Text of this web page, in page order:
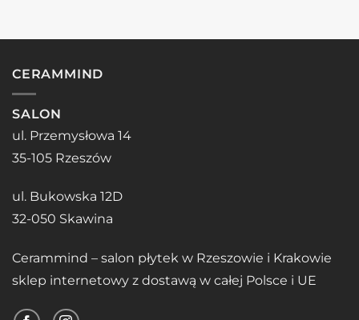
CERAMMIND
SALON
ul. Przemysłowa 14
35-105 Rzeszów
ul. Bukowska 12D
32-050 Skawina
Cerammind – salon płytek w Rzeszowie i Krakowie
sklep internetowy z dostawą w całej Polsce i UE